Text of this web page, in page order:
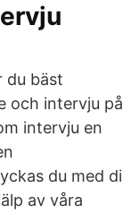
du bäst
och intervju på
intervju en
du med
av våra